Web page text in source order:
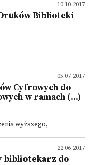
10.10.2017
Biblioteki
05.07.2017
Cyfrowych do
w ramach (...)
wyższego,
22.06.2017
bibliotekarz do